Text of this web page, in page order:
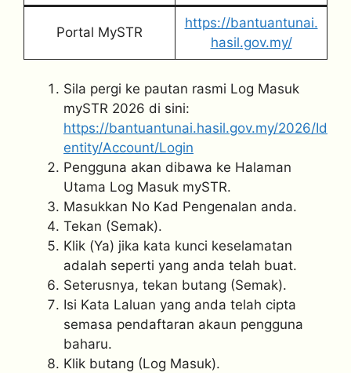
Portal MySTR
https://bantuantunai.
hasil.gov.my/
Sila pergi ke pautan rasmi Log Masuk
mySTR 2026 di sini:
https://bantuantunai.hasil.gov.my/2026/Id
entity/Account/Login
⁠Pengguna akan dibawa ke Halaman
Utama Log Masuk mySTR.
Masukkan No Kad Pengenalan anda.
Tekan (Semak).
Klik (Ya) jika kata kunci keselamatan
adalah seperti yang anda telah buat.
Seterusnya, tekan butang (Semak).
Isi Kata Laluan yang anda telah cipta
semasa pendaftaran akaun pengguna
baharu.
⁠Klik butang (Log Masuk).